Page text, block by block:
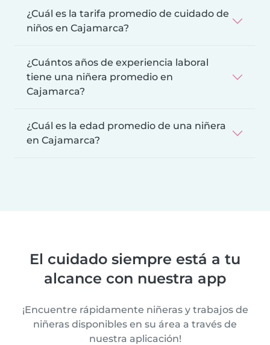
¿Cuál es la tarifa promedio de cuidado de
niños en Cajamarca?
¿Cuántos años de experiencia laboral
tiene una niñera promedio en
Cajamarca?
¿Cuál es la edad promedio de una niñera
en Cajamarca?
El cuidado siempre está a tu
alcance con nuestra app
¡Encuentre rápidamente niñeras y trabajos de
niñeras disponibles en su área a través de
nuestra aplicación!